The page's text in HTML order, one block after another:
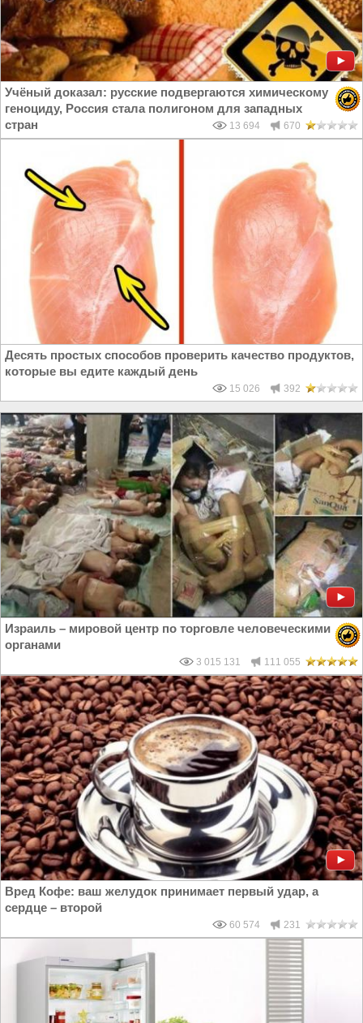
Учёный доказал: русские подвергаются химическому
геноциду, Россия стала полигоном для западных
стран
13 694 670
Десять простых способов проверить качество продуктов,
которые вы едите каждый день
15 026 392
Израиль – мировой центр по торговле человеческими
органами
3 015 131 111 055
Вред Кофе: ваш желудок принимает первый удар, а
сердце – второй
60 574 231